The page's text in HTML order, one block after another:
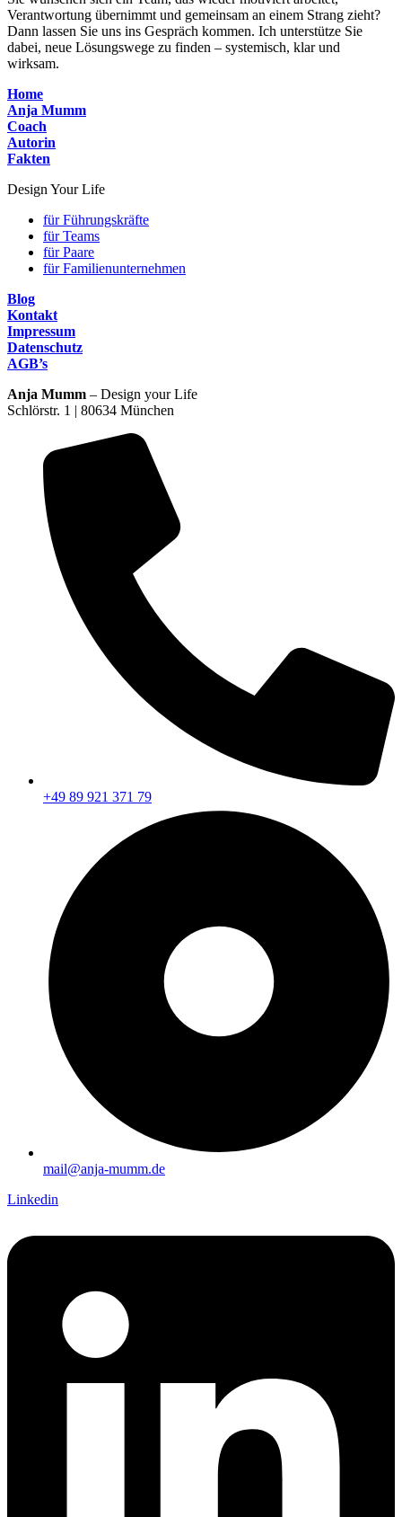
Verantwortung übernimmt und gemeinsam an einem Strang zieht?
Dann lassen Sie uns ins Gespräch kommen. Ich unterstütze Sie
dabei, neue Lösungswege zu finden – systemisch, klar und
wirksam.
Home
Anja Mumm
Coach
Autorin
Fakten
Design Your Life
für Führungskräfte
für Teams
für Paare
für Familienunternehmen
Blog
Kontakt
Impressum
Datenschutz
AGB’s
Anja Mumm – Design your Life
Schlörstr. 1 | 80634 München
+49 89 921 371 79
mail@anja-mumm.de
Linkedin